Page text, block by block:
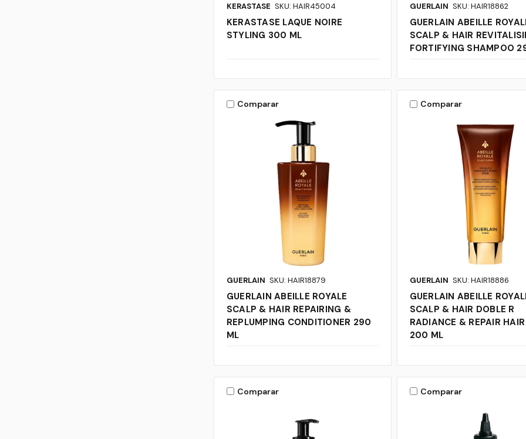
KERASTASE SKU: HAIR45004
KERASTASE LAQUE NOIRE
STYLING 300 ML
GUERLAIN SKU: HAIR18862
GUERLAIN ABEILLE
SCALP & HAIR
FORTIFYING SHAMPOO
Comparar
GUERLAIN SKU: HAIR18879
GUERLAIN ABEILLE ROYALE
SCALP & HAIR REPAIRING &
REPLUMPING CONDITIONER 290
ML
Comparar
GUERLAIN SKU: HAIR18886
GUERLAIN ABEILLE
SCALP & HAIR DOBLE R
RADIANCE & REPAIR
200 ML
Comparar Comparar